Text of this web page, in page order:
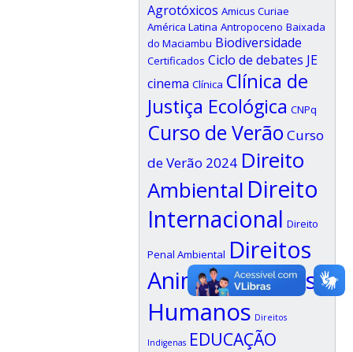
Agrotóxicos Amicus Curiae
América Latina Antropoceno Baixada
do Maciambu Biodiversidade
Certificados Ciclo de debates JE
cinema Clínica Clínica de
Justiça Ecológica CNPq
Curso de Verão Curso
de Verão 2024 Direito
Ambiental Direito
Internacional Direito
Penal Ambiental Direitos
AnimaisDireitos
Humanos Direitos
Indigenas EDUCAÇÃO